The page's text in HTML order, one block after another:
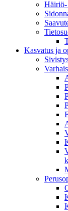
Häiriö-
Kasvatus ja